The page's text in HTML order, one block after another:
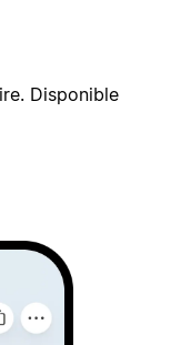
Disponible